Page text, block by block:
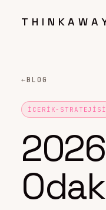
←BLOG
ICERIK-STRATEJISI
2026